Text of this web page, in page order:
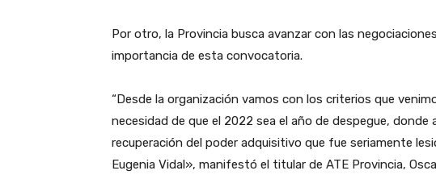
Por otro, la Provincia busca avanzar con las
importancia de esta convocatoria.
“Desde la organización vamos con los criterios que
necesidad de que el 2022 sea el año de despegue,
recuperación del poder adquisitivo que fue seriamente
Eugenia Vidal», manifestó el titular de ATE Provincia,